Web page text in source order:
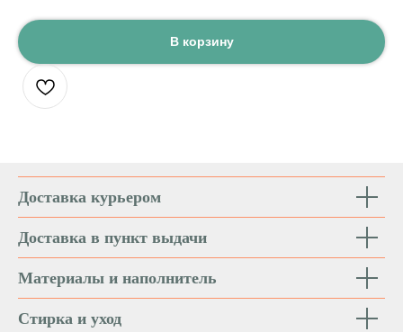
В корзину
Доставка курьером
Доставка в пункт выдачи
Материалы и наполнитель
Стирка и уход